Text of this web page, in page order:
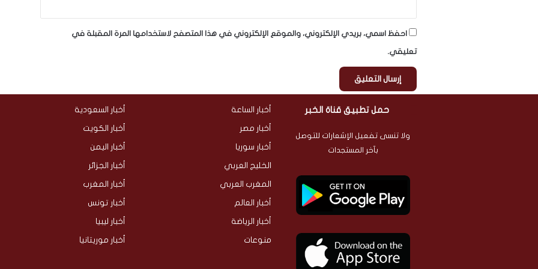
احفظ اسمي، بريدي الإلكتروني، والموقع الإلكتروني في هذا المتصفح لاستخدامها المرة المقبلة في
تعليقي.
حمل تطبيق قناة الخبر
ولا تنسى تفعيل الإشعارات للتوصل
بآخر المستجدات
أخبار الساعة
أخبار مصر
أخبار سوريا
الخليج العربي
المغرب العربي
أخبار العالم
أخبار الرياضة
منوعات
أخبار السعودية
أخبار الكويت
أخبار اليمن
أخبار الجزائر
أخبار المغرب
أخبار تونس
أخبار ليبيا
أخبار موريتانيا